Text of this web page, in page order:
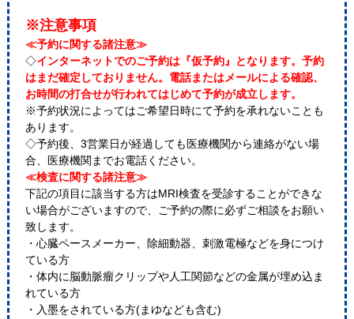
※注意事項
≪予約に関する諸注意≫
◇インターネットでのご予約は『仮予約』となります。予約
はまだ確定しておりません。電話またはメールによる確認、
お時間の打合せが行われてはじめて予約が成立します。
※予約状況によってはご希望日時にて予約を承れないことも
あります。
◇予約後、3営業日が経過しても医療機関から連絡がない場
合、医療機関までお電話ください。
≪検査に関する諸注意≫
下記の項目に該当する方はMRI検査を受診することができな
い場合がございますので、ご予約の際に必ずご相談をお願い
致します。
・心臓ペースメーカー、除細動器、刺激電極などを身につけ
ている方
・体内に脳動脈瘤クリップや人工関節などの金属が埋め込ま
れている方
・入墨をされている方(まゆなども含む)